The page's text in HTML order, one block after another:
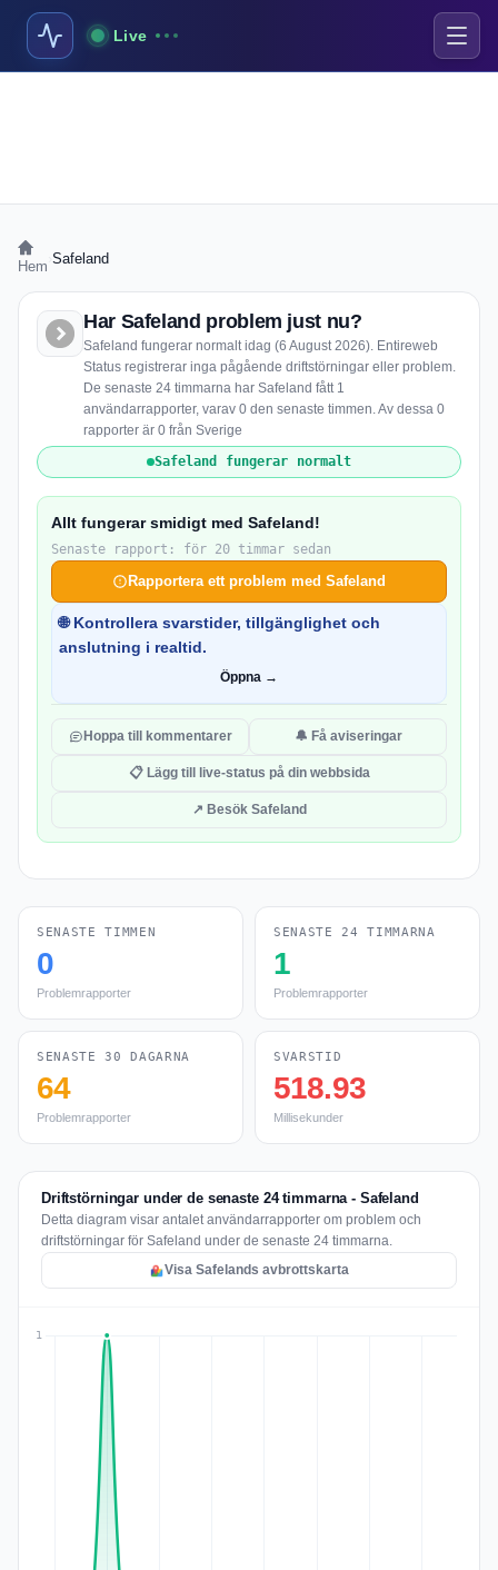
Live
Hem Safeland
Har Safeland problem just nu?
Safeland fungerar normalt idag (6 August 2026). Entireweb
Status registrerar inga pågående driftstörningar eller problem.
De senaste 24 timmarna har Safeland fått 1
användarrapporter, varav 0 den senaste timmen. Av dessa 0
rapporter är 0 från Sverige
Safeland fungerar normalt
Allt fungerar smidigt med Safeland!
Senaste rapport: för 20 timmar sedan
Rapportera ett problem med Safeland
🌐 Kontrollera svarstider, tillgänglighet och
anslutning i realtid.
Öppna →
Hoppa till kommentarer 🔔 Få aviseringar
📋 Lägg till live-status på din webbsida
↗ Besök Safeland
SENASTE TIMMEN
0
Problemrapporter
SENASTE 24 TIMMARNA
1
Problemrapporter
SENASTE 30 DAGARNA
64
Problemrapporter
SVARSTID
518.93
Millisekunder
Driftstörningar under de senaste 24 timmarna - Safeland
Detta diagram visar antalet användarrapporter om problem och
driftstörningar för Safeland under de senaste 24 timmarna.
Visa Safelands avbrottskarta